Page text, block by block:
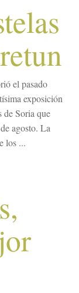
el pasado
exposición
de Soria que
agosto. La
los ...